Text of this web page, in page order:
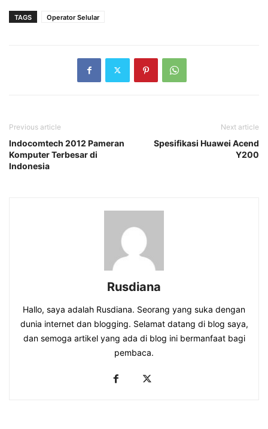
TAGS Operator Selular
Previous article
Indocomtech 2012 Pameran
Komputer Terbesar di
Indonesia
Next article
Spesifikasi Huawei Acend
Y200
Rusdiana
Hallo, saya adalah Rusdiana. Seorang yang suka dengan
dunia internet dan blogging. Selamat datang di blog saya,
dan semoga artikel yang ada di blog ini bermanfaat bagi
pembaca.